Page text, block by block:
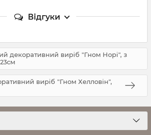
Відгуки
декоративний виріб "Гном Норі", з
виріб "Гном Хелловін",